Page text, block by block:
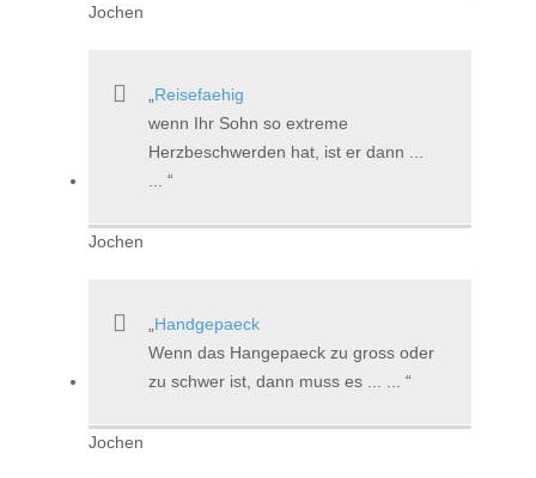
Jochen
Reisefaehig
wenn Ihr Sohn so extreme
Herzbeschwerden hat, ist er dann ...
Jochen
Handgepaeck
Wenn das Hangepaeck zu gross oder
zu schwer ist, dann muss es ... ...
Jochen